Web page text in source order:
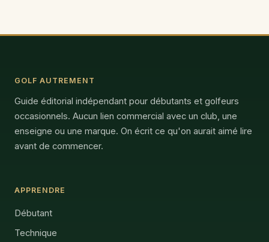
GOLF AUTREMENT
Guide éditorial indépendant pour débutants et golfeurs
occasionnels. Aucun lien commercial avec un club, une
enseigne ou une marque. On écrit ce qu'on aurait aimé lire
avant de commencer.
APPRENDRE
Débutant
Technique